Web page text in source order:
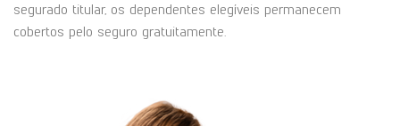
segurado titular, os dependentes elegíveis permanecem
cobertos pelo seguro gratuitamente.